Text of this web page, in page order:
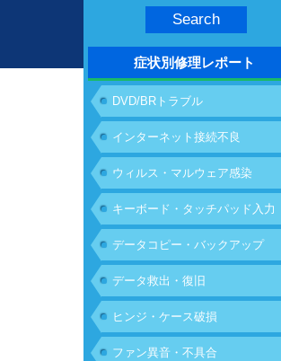
症状別修理レポート
DVD/BRトラブル
インターネット接続不良
ウィルス・マルウェア感染
キーボード・タッチパッド入力
不具合
データコピー・バックアップ
データ救出・復旧
ヒンジ・ケース破損
ファン異音・不具合